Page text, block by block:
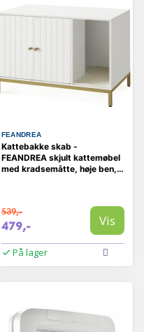
FEANDREA
Kattebakke skab -
FEANDREA skjult kattemøbel
med kradsemåtte, høje ben,
539,-
479,- Vis
På lager